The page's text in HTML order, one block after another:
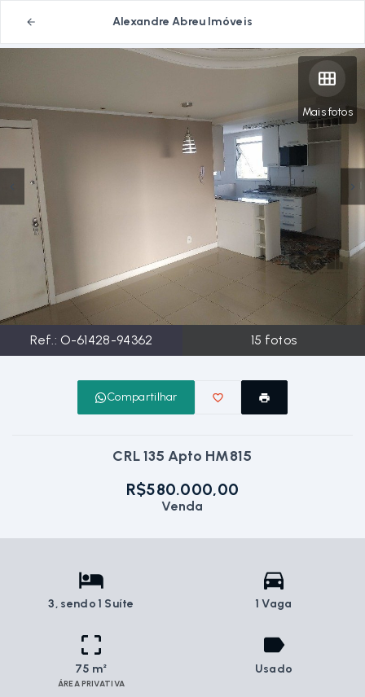
Alexandre Abreu Imóveis
Mais fotos
Ref.: O-61428-94362 15 fotos
Compartilhar
CRL 135 Apto HM815
R$580.000,00
Venda
3, sendo 1 Suíte 1 Vaga
75 m²
ÁREA PRIVATIVA
Usado